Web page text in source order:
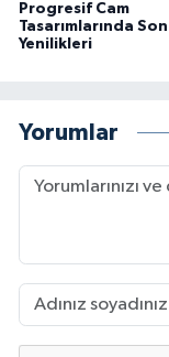
Progresif Cam
Tasarımlarında Son
Yenilikleri
Yorumlar